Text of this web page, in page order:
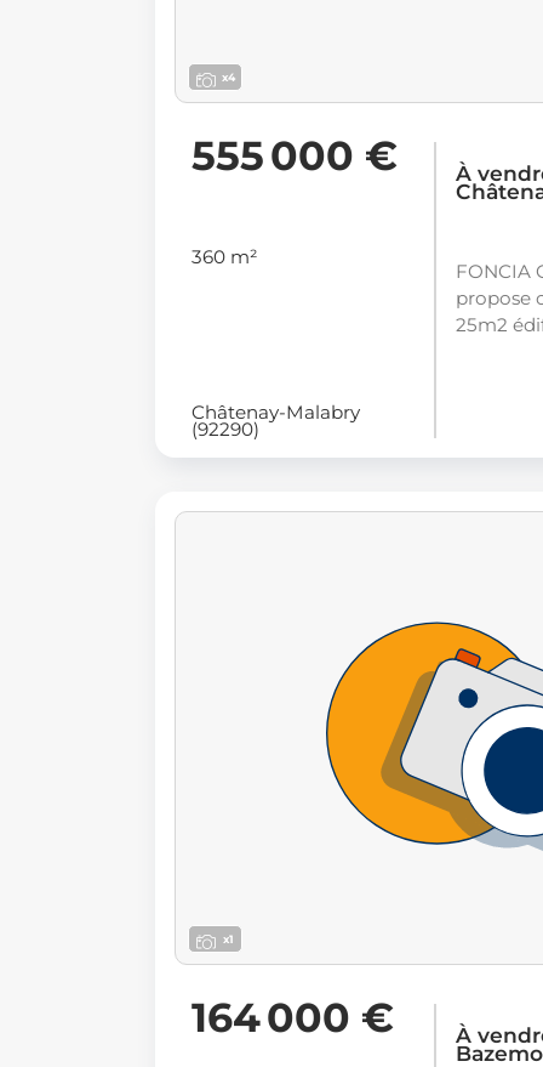
x4
555 000 €
360 m²
Châtenay-Malabry
(92290)
À
FONCIA
propose
25m2
x1
164 000 € À